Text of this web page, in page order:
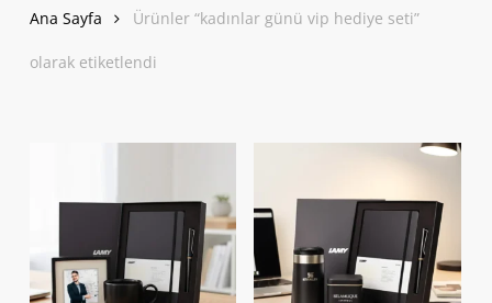
Ana Sayfa Ürünler “kadınlar günü vip hediye seti”
olarak etiketlendi